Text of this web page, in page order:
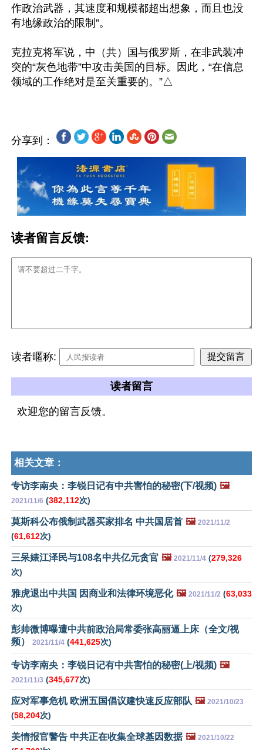
作政治武器，其速度和规模都超出想象，而且也没
有地缘政治的限制”。
克拉克将军说，中（共）国与俄罗斯，在非武装冲
突的“灰色地带”中攻击美国的目标。因此，“在信息
分享到：
读者留言反馈:
读者暱称:
读者留言
欢迎您的留言反馈。
相关文章：
专访李南央：李锐日记有中共害怕的秘密(下/视频) 🖼️
2021/11/6 (382,112次)
莫斯科公布俄制武器买家排名 中共国居首 🖼️ 2021/11/2
(61,612次)
三呆婊江泽民与108名中共亿元贪官 🖼️ 2021/11/4 (279,326
次)
雅虎退出中共国 因商业和法律环境恶化 🖼️ 2021/11/2 (63,033
次)
彭帅微博曝遭中共前政治局常委张高丽逼上床（全文/视
频）
2021/11/4 (441,625次)
专访李南央：李锐日记有中共害怕的秘密(上/视频) 🖼️
2021/11/3 (345,677次)
应对军事危机 欧洲五国倡议建快速反应部队 🖼️ 2021/10/23
(58,204次)
美情报官警告 中共正在收集全球基因数据 🖼️ 2021/10/22